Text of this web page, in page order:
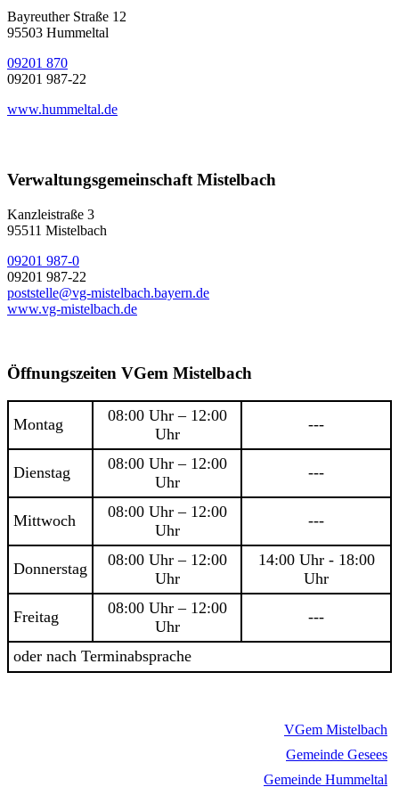
Bayreuther Straße 12
95503 Hummeltal
09201 870
09201 987-22
www.hummeltal.de
Verwaltungsgemeinschaft Mistelbach
Kanzleistraße 3
95511 Mistelbach
09201 987-0
09201 987-22
poststelle@vg-mistelbach.bayern.de
www.vg-mistelbach.de
Öffnungszeiten VGem Mistelbach
Montag
08:00 Uhr – 12:00
Uhr
---
Dienstag
08:00 Uhr – 12:00
Uhr
---
Mittwoch
08:00 Uhr – 12:00
Uhr
---
Donnerstag
08:00 Uhr – 12:00
Uhr
14:00 Uhr - 18:00
Uhr
Freitag
08:00 Uhr – 12:00
Uhr
---
oder nach Terminabsprache
VGem Mistelbach
Gemeinde Gesees
Gemeinde Hummeltal